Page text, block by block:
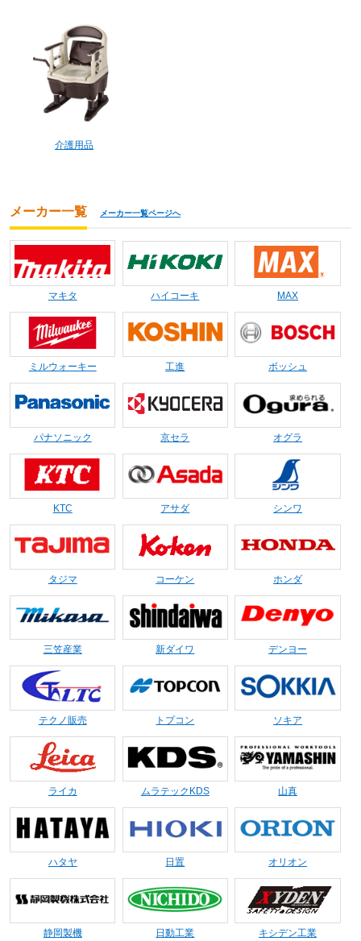
介護用品
メーカー一覧 メーカー一覧ページへ
マキタ ハイコーキ MAX
ミルウォーキー 工進 ボッシュ
パナソニック 京セラ オグラ
KTC アサダ シンワ
タジマ コーケン ホンダ
三笠産業 新ダイワ デンヨー
テクノ販売 トプコン ソキア
ライカ ムラテックKDS 山真
ハタヤ 日置 オリオン
静岡製機 日動工業 キシデン工業